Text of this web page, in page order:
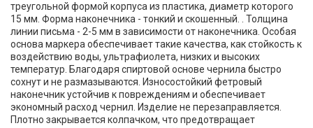
треугольной формой корпуса из пластика, диаметр которого
15 мм. Форма наконечника - тонкий и скошенный. . Толщина
линии письма - 2-5 мм в зависимости от наконечника. Особая
основа маркера обеспечивает такие качества, как стойкость к
воздействию воды, ультрафиолета, низких и высоких
температур. Благодаря спиртовой основе чернила быстро
сохнут и не размазываются. Износостойкий фетровый
наконечник устойчив к повреждениям и обеспечивает
экономный расход чернил. Изделие не перезаправляется.
Плотно закрывается колпачком, что предотвращает